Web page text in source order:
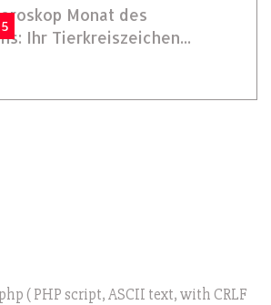
Monat des
Ihr Tierkreiszeichen...
( PHP script, ASCII text, with CRLF